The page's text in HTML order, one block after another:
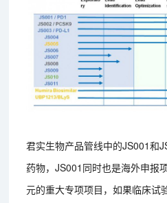
君实生物产品管线中的JS001和
药物，JS001同时也是海外申报
元的重大专项项目，如果临床试